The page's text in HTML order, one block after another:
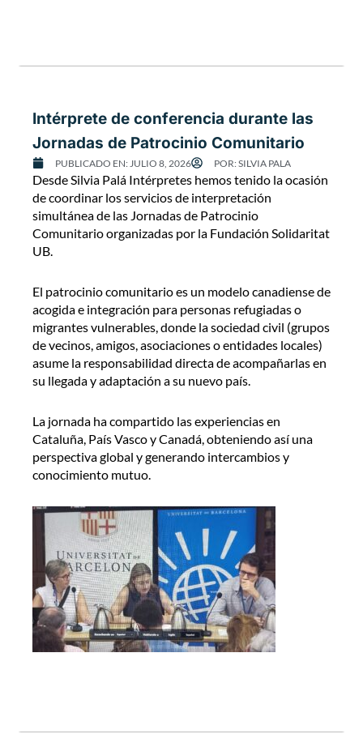
Intérprete de conferencia durante las
Jornadas de Patrocinio Comunitario
PUBLICADO EN: JULIO 8, 2026 POR:SILVIA PALA
Desde Silvia Palá Intérpretes hemos tenido la ocasión
de coordinar los servicios de interpretación
simultánea de las Jornadas de Patrocinio
Comunitario organizadas por la Fundación Solidaritat
UB.
El patrocinio comunitario es un modelo canadiense de
acogida e integración para personas refugiadas o
migrantes vulnerables, donde la sociedad civil (grupos
de vecinos, amigos, asociaciones o entidades locales)
asume la responsabilidad directa de acompañarlas en
su llegada y adaptación a su nuevo país.
La jornada ha compartido las experiencias en
Cataluña, País Vasco y Canadá, obteniendo así una
perspectiva global y generando intercambios y
conocimiento mutuo.